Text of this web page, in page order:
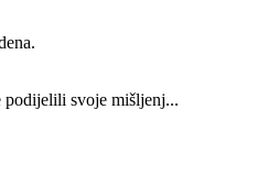
podijelili svoje mišljenj...